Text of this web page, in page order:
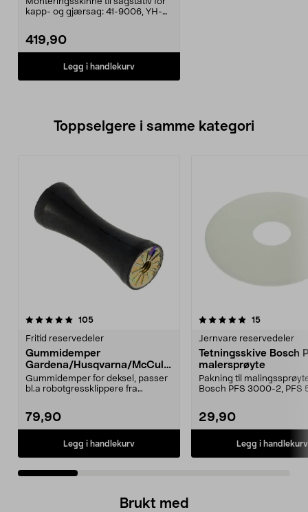
kapp- og gjærsag: 41-9006, YH-
419,90
Legg i handlekurv
Toppselgere i samme kategori
105anmeldelser
Fritid reservedeler
Gummidemper
Gardena/Husqvarna/McCullo
ch/Flymo
Gummidemper for deksel, passer
bl.a robotgressklippere fra
79,90
Legg i handlekurv
5.0 av 5 stjerner 15anmeldelser
Jernvare reservedeler
Tetningsskive Bosch
malersprøyte
Pakning til
Bosch PFS 3000-2, PFS
29,90
Legg i handlekurv
4.5 av 5 stjerner
Brukt med